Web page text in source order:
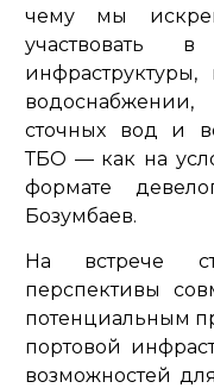
чему мы
участвовать в
водоснабжении,
сточных вод и
ТБО — как на
формате
Бозумбаев.
На встрече
перспективы
потенциальным
портовой
возможностей